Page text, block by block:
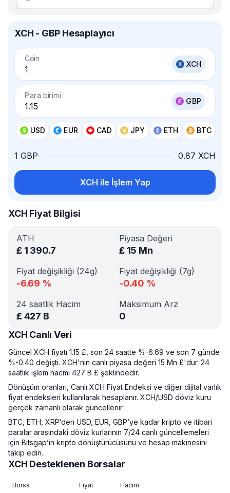
XCH - GBP Hesaplayıcı
Coin
XCH
Para birimi
GBP
USD EUR CAD JPY ETH BTC
1 GBP 0.87 XCH
XCH ile İşlem Yap
XCH Fiyat Bilgisi
ATH
£ 1 390.7
Piyasa Değeri
£ 15 Mn
Fiyat değişikliği (24g)
-6.69 %
Fiyat değişikliği (7g)
-0.40 %
24 saatlik Hacim
£427 B
Maksimum Arz
0
XCH Canlı Veri
Güncel XCH fiyatı 1.15 £, son 24 saatte %-6.69 ve son 7 günde
%-0.40 değişti. XCH'nin canlı piyasa değeri 15 Mn £'dur. 24
saatlik işlem hacmi 427 B £ şeklindedir.
Dönüşüm oranları, Canlı XCH Fiyat Endeksi ve diğer dijital varlık
fiyat endeksleri kullanılarak hesaplanır. XCH/USD döviz kuru
gerçek zamanlı olarak güncellenir.
BTC, ETH, XRP’den USD, EUR, GBP’ye kadar kripto ve itibari
paralar arasındaki döviz kurlarının 7/24 canlı güncellemeleri
için Bitsgap’in kripto dönüştürücüsünü ve hesap makinesini
takip edin.
XCH Desteklenen Borsalar
Borsa Fiyat Hacim